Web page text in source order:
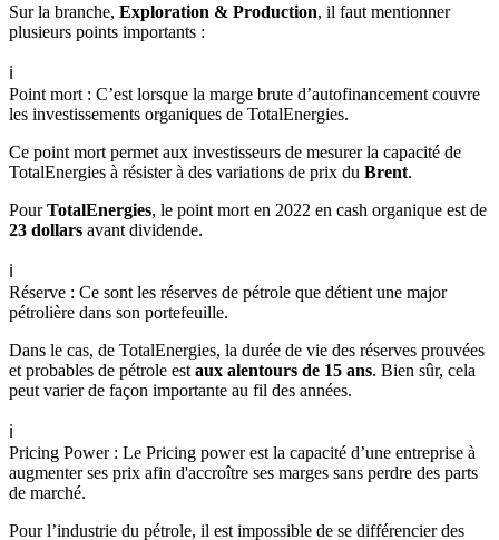
Sur la branche, Exploration & Production, il faut mentionner
plusieurs points importants :
ℹ️
Point mort : C’est lorsque la marge brute d’autofinancement couvre
les investissements organiques de TotalEnergies.
Ce point mort permet aux investisseurs de mesurer la capacité de
TotalEnergies à résister à des variations de prix du Brent.
PourTotalEnergies, le point mort en 2022 en cash organique est de
23 dollars avant dividende.
ℹ️
Réserve : Ce sont les réserves de pétrole que détient une major
pétrolière dans son portefeuille.
Dans le cas, de TotalEnergies, la durée de vie des réserves prouvées
et probables de pétrole est aux alentours de 15 ans. Bien sûr, cela
peut varier de façon importante au fil des années.
ℹ️
Pricing Power : Le Pricing power est la capacité d’une entreprise à
augmenter ses prix afin d'accroître ses marges sans perdre des parts
de marché.
Pour l’industrie du pétrole, il est impossible de se différencier des